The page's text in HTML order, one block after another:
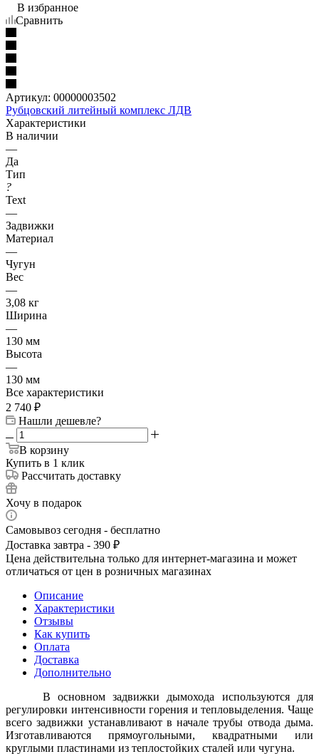
В избранное
Сравнить
Артикул: 00000003502
Рубцовский литейный комплекс ЛДВ
Характеристики
В наличии
—
Да
Тип
?
Text
—
Задвижки
Материал
—
Чугун
Вес
—
3,08 кг
Ширина
—
130 мм
Высота
—
130 мм
Все характеристики
2 740 ₽
Нашли дешевле?
В корзину
Купить в 1 клик
Рассчитать доставку
Хочу в подарок
Самовывоз сегодня - бесплатно
Доставка завтра - 390 ₽
Цена действительна только для интернет-магазина и может
отличаться от цен в розничных магазинах
Описание
Характеристики
Отзывы
Как купить
Оплата
Доставка
Дополнительно
В основном задвижки дымохода используются для
регулировки интенсивности горения и тепловыделения. Чаще
всего задвижки устанавливают в начале трубы отвода дыма.
Изготавливаются прямоугольными, квадратными или
круглыми пластинами из теплостойких сталей или чугуна.